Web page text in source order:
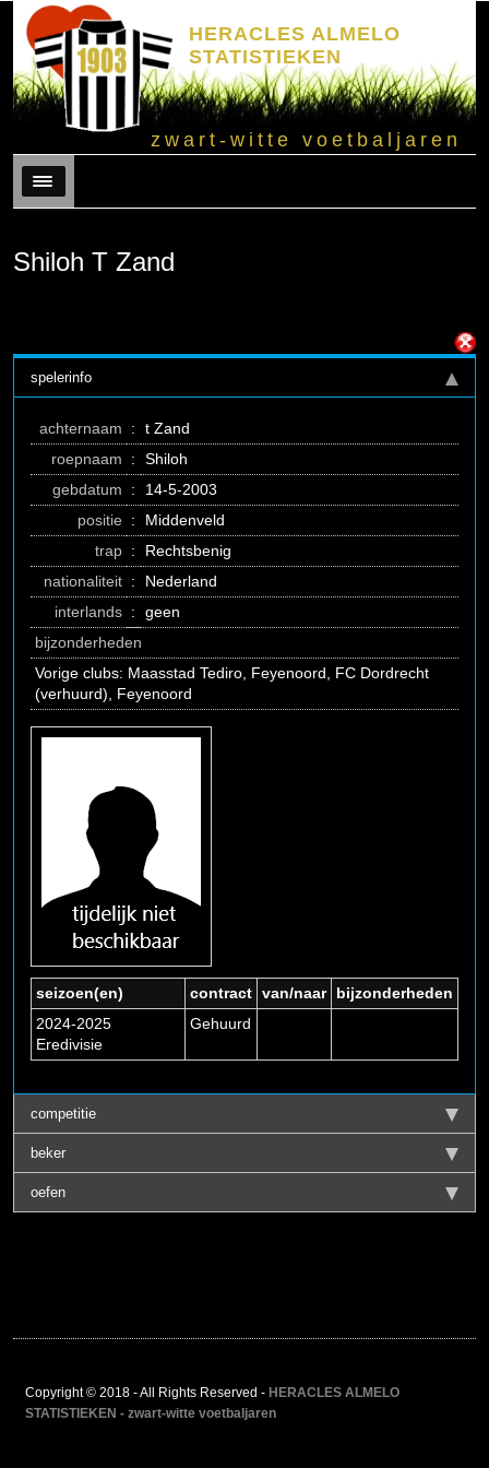
HERACLES ALMELO
STATISTIEKEN
zwart-witte voetbaljaren
Menu
Shiloh T Zand
spelerinfo
achternaam :
t Zand
roepnaam
:
Shiloh
gebdatum
:
14-5-2003
positie :
Middenveld
trap :
Rechtsbenig
nationaliteit :
Nederland
interlands :
geen
bijzonderheden
Vorige clubs: Maasstad Tediro, Feyenoord, FC Dordrecht
(verhuurd), Feyenoord
seizoen(en) contract van/naar
bijzonderheden
2024-2025
Eredivisie
Gehuurd
competitie
beker
oefen
Copyright © 2018 - All Rights Reserved - HERACLES ALMELO
STATISTIEKEN - zwart-witte voetbaljaren